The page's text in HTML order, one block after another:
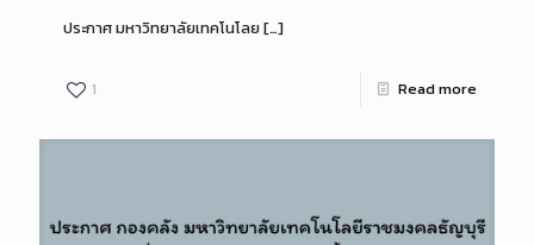
ประกาศ มหาวิทยาลัยเทคโนโลย[…]
1 Read more